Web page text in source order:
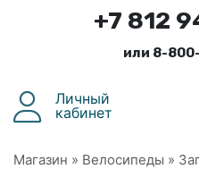
+7 812
или 8-
Личный
кабинет
Магазин » Велосипеды »